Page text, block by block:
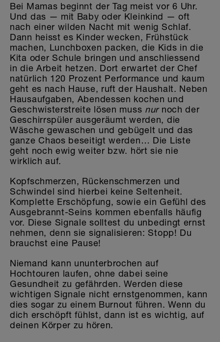
Bei Mamas beginnt der Tag meist vor 6 Uhr.
Und das — mit Baby oder Kleinkind — oft
nach einer wilden Nacht mit wenig Schlaf.
Dann heisst es Kinder wecken, Frühstück
machen, Lunchboxen packen, die Kids in die
Kita oder Schule bringen und anschliessend
in die Arbeit hetzen. Dort erwartet der Chef
natürlich 120 Prozent Performance und kaum
geht es nach Hause, ruft der Haushalt. Neben
Hausaufgaben, Abendessen kochen und
Geschwisterstreite lösen muss nurnoch der
Geschirrspüler ausgeräumt werden, die
Wäsche gewaschen und gebügelt und das
ganze Chaos beseitigt werden… Die Liste
geht noch ewig weiter bzw. hört sie nie
wirklich auf.
Kopfschmerzen, Rückenschmerzen und
Schwindel sind hierbei keine Seltenheit.
Komplette Erschöpfung, sowie ein Gefühl des
Ausgebrannt-Seins kommen ebenfalls häufig
vor. Diese Signale solltest du unbedingt ernst
nehmen, denn sie signalisieren: Stopp! Du
brauchst eine Pause!
Niemand kann ununterbrochen auf
Hochtouren laufen, ohne dabei seine
Gesundheit zu gefährden. Werden diese
wichtigen Signale nicht ernstgenommen, kann
dies sogar zu einem Burnout führen. Wenn du
dich erschöpft fühlst, dann ist es wichtig, auf
deinen Körper zu hören.